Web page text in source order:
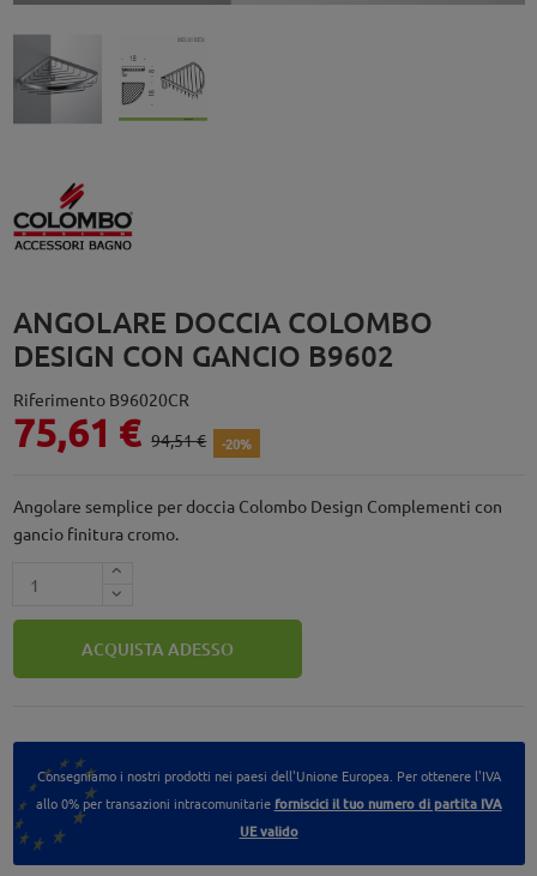
ANGOLARE DOCCIA COLOMBO
DESIGN CON GANCIO B9602
Riferimento B96020CR
75,61 € 94,51 € -20%
Angolare semplice per doccia Colombo Design Complementi con
gancio finitura cromo.
ACQUISTA ADESSO
Consegniamo i nostri prodotti nei paesi dell'Unione Europea. Per ottenere l'IVA
allo 0% per transazioni intracomunitarie forniscici il tuo numero di partita IVA
UE valido